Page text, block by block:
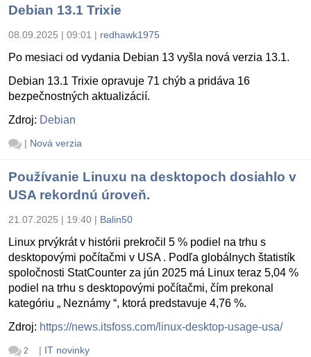
Debian 13.1 Trixie
08.09.2025 | 09:01 | redhawk1975
Po mesiaci od vydania Debian 13 vyšla nová verzia 13.1.
Debian 13.1 Trixie opravuje 71 chýb a pridáva 16
bezpečnostných aktualizácií.
Zdroj: Debian
| Nová verzia
Používanie Linuxu na desktopoch dosiahlo v
USA rekordnú úroveň.
21.07.2025 | 19:40 | Balin50
Linux prvýkrát v histórii prekročil 5 % podiel na trhu s
desktopovými počítačmi v USA . Podľa globálnych štatistík
spoločnosti StatCounter za jún 2025 má Linux teraz 5,04 %
podiel na trhu s desktopovými počítačmi, čím prekonal
kategóriu „ Neznámy “, ktorá predstavuje 4,76 %.
Zdroj: https://news.itsfoss.com/linux-desktop-usage-usa/
2 | IT novinky